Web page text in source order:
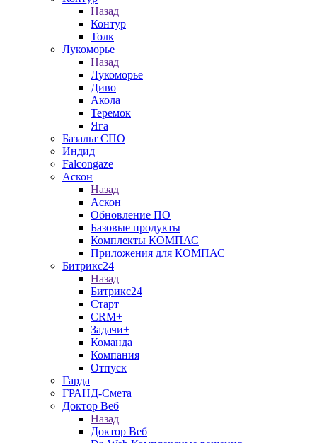
Назад
Контур
Толк
Лукоморье
Назад
Лукоморье
Диво
Акола
Теремок
Яга
Базальт СПО
Индид
Falcongaze
Аскон
Назад
Аскон
Обновление ПО
Базовые продукты
Комплекты КОМПАС
Приложения для КОМПАС
Битрикс24
Назад
Битрикс24
Старт+
CRM+
Задачи+
Команда
Компания
Отпуск
Гарда
ГРАНД-Смета
Доктор Веб
Назад
Доктор Веб